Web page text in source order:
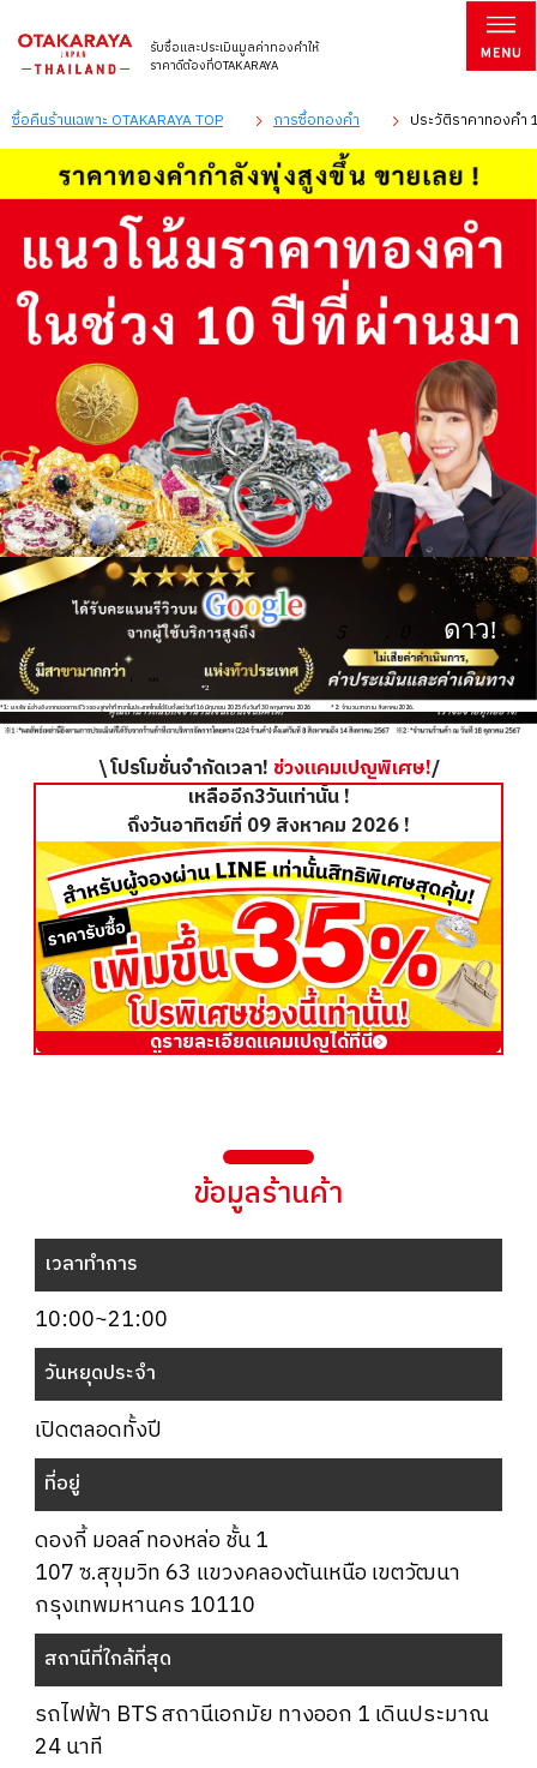
รับซื้อและประเมินมูลค่าทองคำให้
ราคาดีต้องที่OTAKARAYA
ซื้อคืนร้านเฉพาะ OTAKARAYA TOP การซื้อทองคำ ประวัติราคาทองคำ
5 ดาว!
*1
*2
*1: ผลลัพธ์อ้างอิงจากยอดการรีวิวของลูกค้าที่สาขาในประเทศไทยได้รับตั้งแต่วันที่ 16 มิถุนายน 2025 ถึงวันที่ 30 พฤษภาคม 2026 *2: จำนวนสาขา ณ สิงหาคม2026.
\ โปรโมชั่นจำกัดเวลา! ช่วงแคมเปญพิเศษ!/
เหลืออีก3วันเท่านั้น !
ถึงวันอาทิตย์ที่ 09 สิงหาคม 2026 !
ดูรายละเอียดแคมเปญได้ที่นี่
ข้อมูลร้านค้า
เวลาทำการ
10:00~21:00
วันหยุดประจำ
เปิดตลอดทั้งปี
ที่อยู่
ดองกี้ มอลล์ ทองหล่อ ชั้น 1
107 ซ.สุขุมวิท 63 แขวงคลองตันเหนือ เขตวัฒนา
กรุงเทพมหานคร 10110
สถานีที่ใกล้ที่สุด
รถไฟฟ้า BTS สถานีเอกมัย ทางออก 1 เดินประมาณ
24 นาที